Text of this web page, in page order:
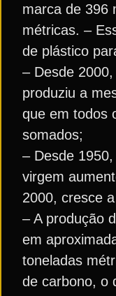
marca de 396
métricas. –
de plástico
– Desde
produziu a
que em todos
somados;
– Desde
virgem
2000, cresce
– A produção
em
toneladas
de carbono, o